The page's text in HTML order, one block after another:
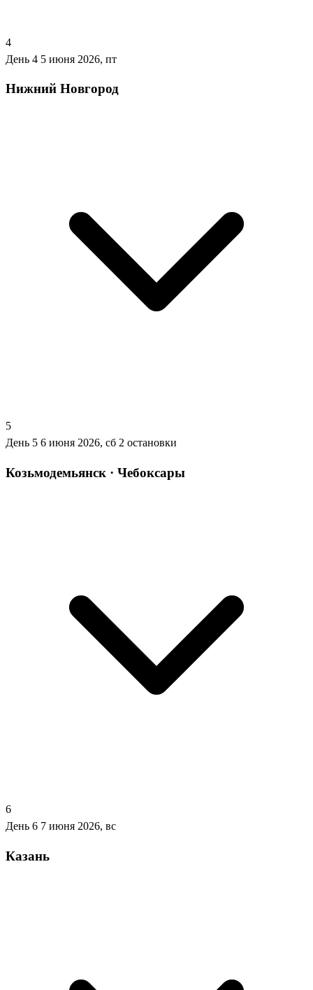
4
День 4 5 июня 2026, пт
Нижний Новгород
5
День 5 6 июня 2026, сб 2 остановки
Козьмодемьянск · Чебоксары
6
День 6 7 июня 2026, вс
Казань